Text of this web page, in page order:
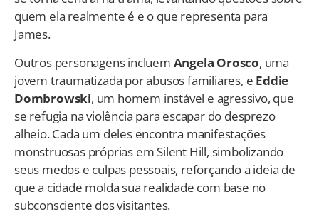
quem ela realmente é e o que representa para
James.
Outros personagens incluem Angela Orosco, uma
jovem traumatizada por abusos familiares, e Eddie
Dombrowski, um homem instável e agressivo, que
se refugia na violência para escapar do desprezo
alheio. Cada um deles encontra manifestações
monstruosas próprias em Silent Hill, simbolizando
seus medos e culpas pessoais, reforçando a ideia de
que a cidade molda sua realidade com base no
subconsciente dos visitantes.